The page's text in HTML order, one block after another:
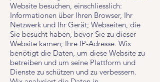
Website besuchen, einschliesslich:
Informationen über Ihren Browser, Ihr
Netzwerk und Ihr Gerät; Webseiten, die
Sie besucht haben, bevor Sie zu dieser
Website kamen; Ihre IP-Adresse. Wix
benötigt die Daten, um diese Website zu
betreiben und um seine Plattform und
Dienste zu schützen und zu verbessern.